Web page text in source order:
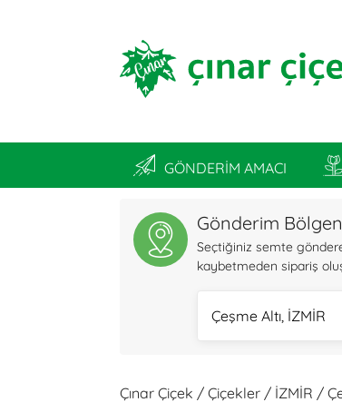
GÖNDERİM AMACI
Gönderim
Seçtiğiniz semte
kaybetmeden sipariş
Çeşme Altı, İZMİR
Çınar Çiçek / Çiçekler / İZMİR /